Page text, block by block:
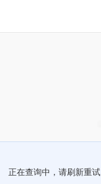
正在查询中，请刷新重试